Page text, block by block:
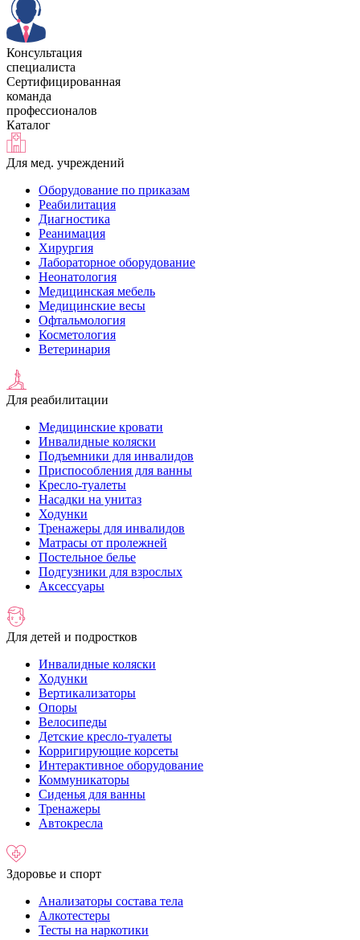
Консультация
специалиста
Сертифицированная
команда
профессионалов
Каталог
Для мед. учреждений
Оборудование по приказам
Реабилитация
Диагностика
Реанимация
Хирургия
Лабораторное оборудование
Неонатология
Медицинская мебель
Медицинские весы
Офтальмология
Косметология
Ветеринария
Для реабилитации
Медицинские кровати
Инвалидные коляски
Подъемники для инвалидов
Приспособления для ванны
Кресло-туалеты
Насадки на унитаз
Ходунки
Тренажеры для инвалидов
Матрасы от пролежней
Постельное белье
Подгузники для взрослых
Аксессуары
Для детей и подростков
Инвалидные коляски
Ходунки
Вертикализаторы
Опоры
Велосипеды
Детские кресло-туалеты
Корригирующие корсеты
Интерактивное оборудование
Коммуникаторы
Сиденья для ванны
Тренажеры
Автокресла
Здоровье и спорт
Анализаторы состава тела
Алкотестеры
Тесты на наркотики